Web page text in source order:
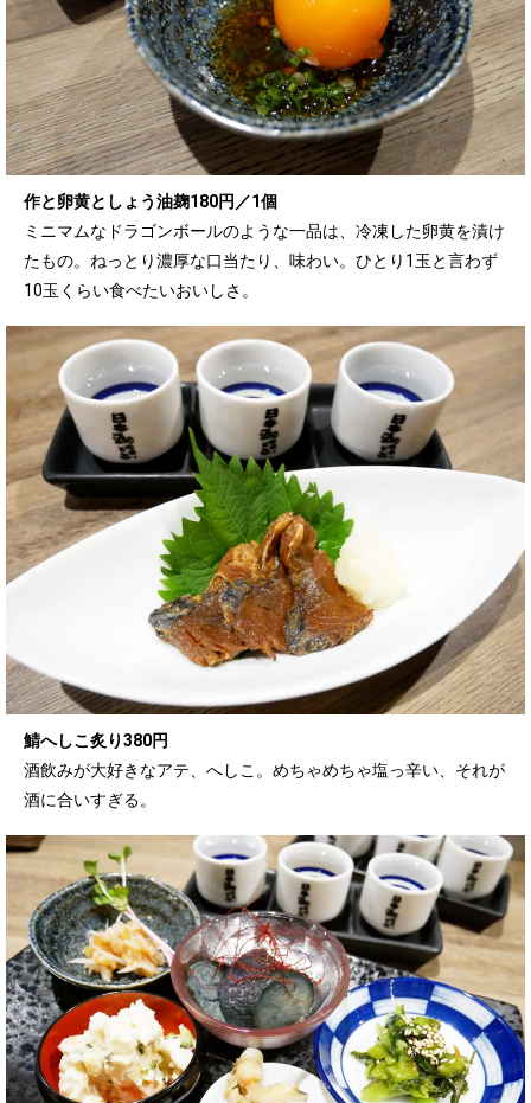
作と卵黄としょう油麹180円／1個
ミニマムなドラゴンボールのような一品は、冷凍した卵黄を漬け
たもの。ねっとり濃厚な口当たり、味わい。ひとり1玉と言わず
10玉くらい食べたいおいしさ。
鯖へしこ炙り380円
酒飲みが大好きなアテ、へしこ。めちゃめちゃ塩っ辛い、それが
酒に合いすぎる。